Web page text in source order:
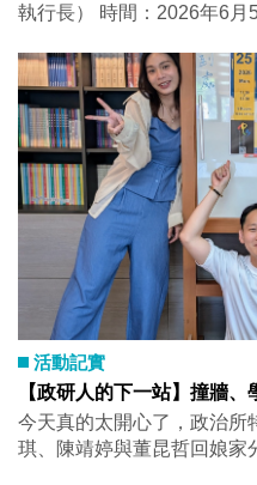
結果彈性決定
理疑慮，將交
格。若經認定有
請人參選資格
外，如有得獎
布日期： 本會
公布得獎名單與受獎日期
人臺北市公民
5102 E-mail :
執行長） 時間：2026年6月5日（五）14：00-16：00 地
將以漫談方式碰觸實用主義
政及跨國的視角，反思當前
活動記實
【政研人的下一站】撞牆
今天真的太開心了，政治所
琪、陳靖婷與董昆哲回娘家